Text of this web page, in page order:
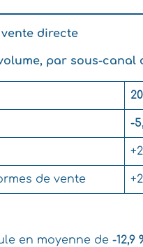
directe
par sous-
-
de vente
en moyenne de -12,9